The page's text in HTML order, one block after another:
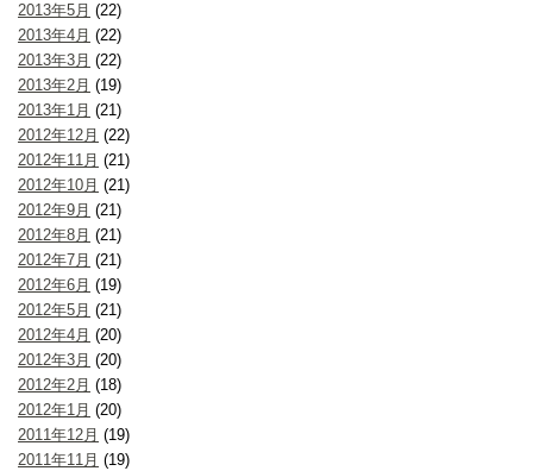
2013年5月 (22)
2013年4月 (22)
2013年3月 (22)
2013年2月 (19)
2013年1月 (21)
2012年12月 (22)
2012年11月 (21)
2012年10月 (21)
2012年9月 (21)
2012年8月 (21)
2012年7月 (21)
2012年6月 (19)
2012年5月 (21)
2012年4月 (20)
2012年3月 (20)
2012年2月 (18)
2012年1月 (20)
2011年12月 (19)
2011年11月 (19)